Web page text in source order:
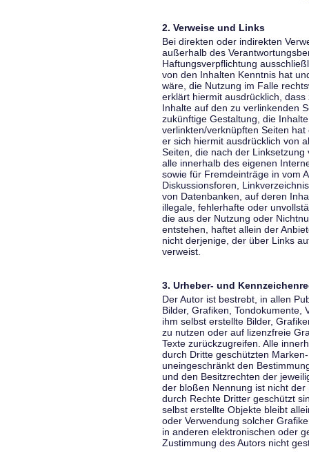
2. Verweise und Links
Bei direkten oder indirekten
außerhalb des
Haftungsverpflichtung
von den Inhalten Kenntnis hat
wäre, die Nutzung im Falle
erklärt hiermit ausdrücklich,
Inhalte auf den zu verlinkenden
zukünftige Gestaltung, die
verlinkten/verknüpften Seiten
er sich hiermit ausdrücklich von
Seiten, die nach der
alle innerhalb des eigenen
sowie für Fremdeinträge in vom
Diskussionsforen,
von Datenbanken, auf deren
illegale, fehlerhafte oder
die aus der Nutzung oder
entstehen, haftet allein der
nicht derjenige, der über Links
verweist.
3. Urheber- und
Der Autor ist bestrebt, in allen
Bilder, Grafiken, Tondokumente,
ihm selbst erstellte Bilder,
zu nutzen oder auf lizenzfreie
Texte zurückzugreifen. Alle
durch Dritte geschützten
uneingeschränkt den
und den Besitzrechten der
der bloßen Nennung ist nicht
durch Rechte Dritter geschützt
selbst erstellte Objekte bleibt
oder Verwendung solcher
in anderen elektronischen oder
Zustimmung des Autors nicht